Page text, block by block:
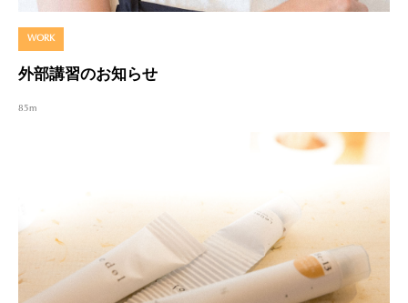
WORK
外部講習のお知らせ
85m